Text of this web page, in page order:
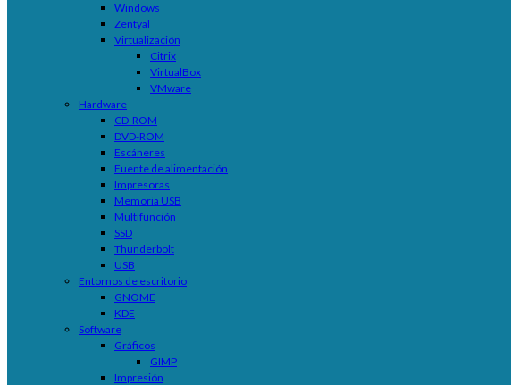
Windows
Zentyal
Virtualización
Citrix
VirtualBox
VMware
Hardware
CD-ROM
DVD-ROM
Escáneres
Fuente de alimentación
Impresoras
Memoria USB
Multifunción
SSD
Thunderbolt
USB
Entornos de escritorio
GNOME
KDE
Software
Gráficos
GIMP
Impresión